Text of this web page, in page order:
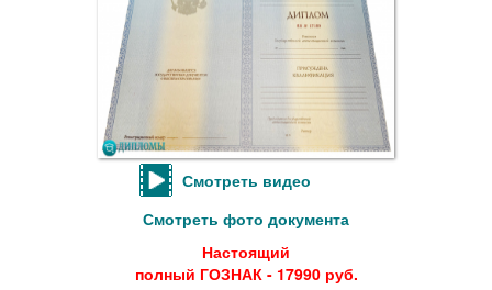
Смотреть видео
Смотреть фото документа
Настоящий
полный ГОЗНАК - 17990 руб.